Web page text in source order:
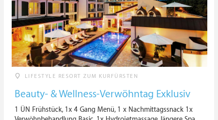
LIFESTYLE RESORT ZUM KURFÜRSTEN
Beauty- & Wellness-Verwöhntag Exklusiv
1 ÜN Frühstück, 1x 4 Gang Menü, 1 x Nachmittagssnack 1x